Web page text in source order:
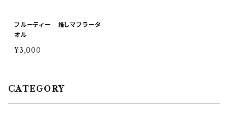
フルーティー 推しマフラータ
オル
¥3,000
CATEGORY